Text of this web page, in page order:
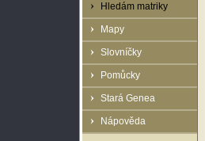
Hledám matriky
Mapy
Slovníčky
Pomůcky
Stará Genea
Nápověda